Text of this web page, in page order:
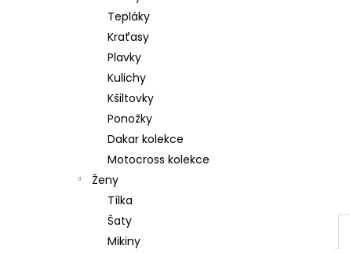
Tepláky
Kraťasy
Plavky
Kulichy
Kšiltovky
Ponožky
Dakar kolekce
Motocross kolekce
Ženy
Tílka
Šaty
Mikiny